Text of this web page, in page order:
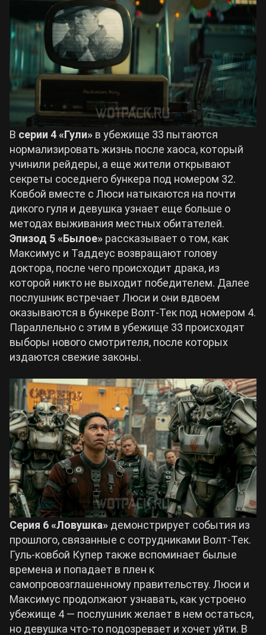
В серии 4 «Гули» в убежище 33 пытаются
нормализировать жизнь после хаоса, который
учинили рейдеры, а еще жители открывают
секреты соседнего бункера под номером 32.
Ковбой вместе с Люси натыкаются на почти
дикого гуля и девушка узнает еще больше о
методах выживания местных обитателей.
Эпизод 5 «Былое» рассказывает о том, как
Максимус и Таддеус возвращают голову
доктора, после чего происходит драка, из
которой никто не выходит победителем. Далее
послушник встречает Люси и они вдвоем
оказываются в бункере Волт-Тек под номером 4.
Параллельно с этим в убежище 33 происходят
выборы нового смотрителя, после которых
издаются свежие законы.
Серия 6 «Ловушка» демонстрирует события из
прошлого, связанные с сотрудниками Волт-Тек.
Гуль-ковбой Купер также вспоминает былые
времена и попадает в плен к
самопровозглашенному правительству. Люси и
Максимус продолжают узнавать, как устроено
убежище 4 — послушник желает в нем остаться,
но девушка что-то подозревает и хочет уйти. В